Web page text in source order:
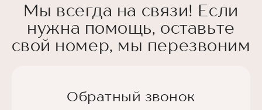
Мы всегда на связи! Если
нужна помощь, оставьте
свой номер, мы перезвоним
Обратный звонок